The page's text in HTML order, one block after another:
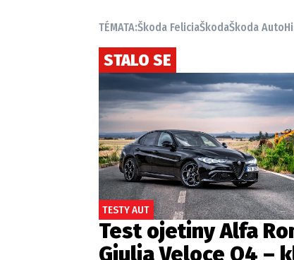
TÉMATA:Škoda FeliciaŠkodaŠkoda Auto
STALO SE
TESTY AUT
Test ojetiny Alfa
Giulia Veloce Q4 –